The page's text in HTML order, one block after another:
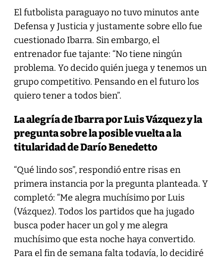
El futbolista paraguayo no tuvo minutos ante
Defensa y Justicia y justamente sobre ello fue
cuestionado Ibarra. Sin embargo, el
entrenador fue tajante: “No tiene ningún
problema. Yo decido quién juega y tenemos un
grupo competitivo. Pensando en el futuro los
quiero tener a todos bien”.
La alegría de Ibarra por Luis Vázquez y la
pregunta sobre la posible vuelta a la
titularidad de Darío Benedetto
“Qué lindo sos”, respondió entre risas en
primera instancia por la pregunta planteada. Y
completó: “Me alegra muchísimo por Luis
(Vázquez). Todos los partidos que ha jugado
busca poder hacer un gol y me alegra
muchísimo que esta noche haya convertido.
Para el fin de semana falta todavía, lo decidiré